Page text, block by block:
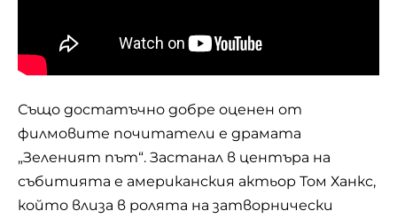
Също достатъчно добре оценен от
филмовите почитатели е драмата
„Зеленият път“. Застанал в центъра на
събитията е американския актьор Том Ханкс,
който влиза в ролята на затворнически